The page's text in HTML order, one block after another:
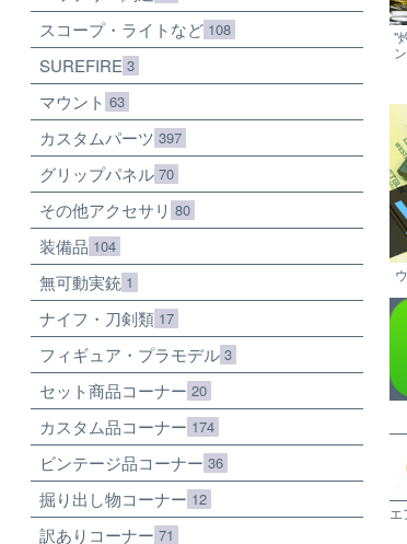
"
エ
スコープ・ライトなど 108
SUREFIRE 3
マウント 63
カスタムパーツ 397
グリップパネル 70
その他アクセサリ 80
装備品 104
無可動実銃 1
ナイフ・刀剣類 17
フィギュア・プラモデル 3
セット商品コーナー 20
カスタム品コーナー 174
ビンテージ品コーナー 36
掘り出し物コーナー 12
訳ありコーナー 71